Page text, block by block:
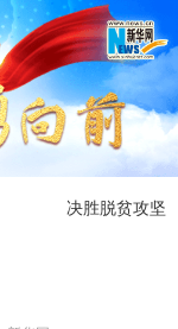
决胜脱贫攻坚